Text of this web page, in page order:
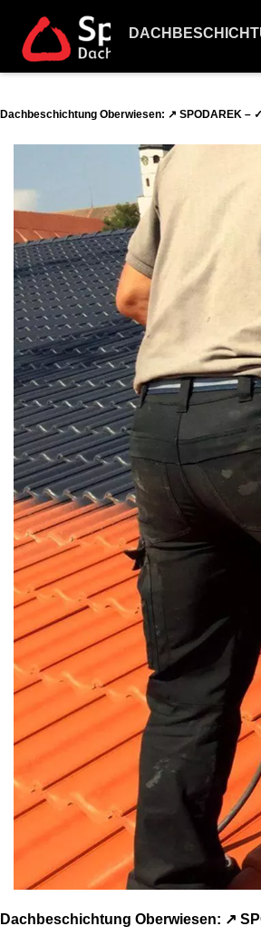
Dachbeschichtung Oberwiesen: ↗️ SPODAREK
Dachbeschichtung Oberwiesen: ↗️